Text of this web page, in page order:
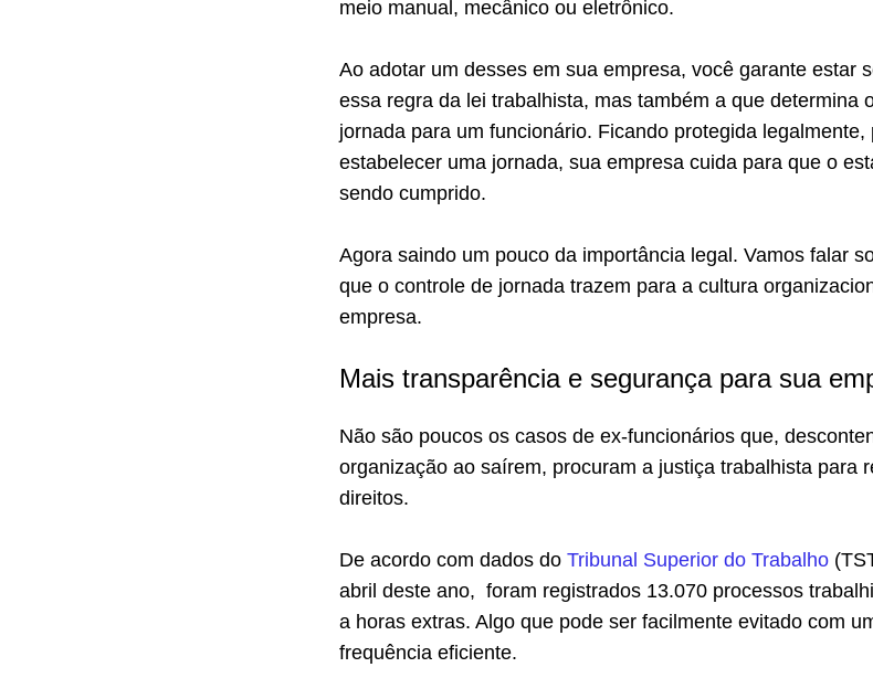
meio manual, mecânico ou eletrônico.
Ao adotar um desses em sua empresa, você garante estar
essa regra da lei trabalhista, mas também a que determina
jornada para um funcionário. Ficando protegida legalmente,
estabelecer uma jornada, sua empresa cuida para que o
sendo cumprido.
Agora saindo um pouco da importância legal. Vamos falar
que o controle de jornada trazem para a cultura
empresa.
Mais transparência e segurança para sua
Não são poucos os casos de ex-funcionários que,
organização ao saírem, procuram a justiça trabalhista para
direitos.
De acordo com dados do Tribunal Superior do Trabalho
abril deste ano, foram registrados 13.070 processos
a horas extras. Algo que pode ser facilmente evitado com
frequência eficiente.